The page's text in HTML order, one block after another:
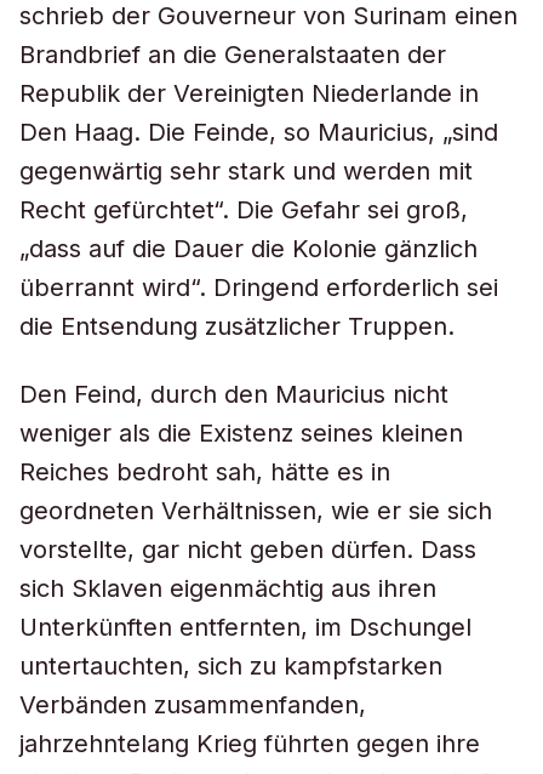
schrieb der Gouverneur von Surinam einen
Brandbrief an die Generalstaaten der
Republik der Vereinigten Niederlande in
Den Haag. Die Feinde, so Mauricius, „sind
gegenwärtig sehr stark und werden mit
Recht gefürchtet“. Die Gefahr sei groß,
„dass auf die Dauer die Kolonie gänzlich
überrannt wird“. Dringend erforderlich sei
die Entsendung zusätzlicher Truppen.
Den Feind, durch den Mauricius nicht
weniger als die Existenz seines kleinen
Reiches bedroht sah, hätte es in
geordneten Verhältnissen, wie er sie sich
vorstellte, gar nicht geben dürfen. Dass
sich Sklaven eigenmächtig aus ihren
Unterkünften entfernten, im Dschungel
untertauchten, sich zu kampfstarken
Verbänden zusammenfanden,
jahrzehntelang Krieg führten gegen ihre